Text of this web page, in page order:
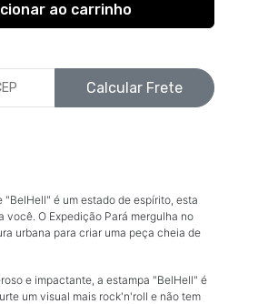
Calcular Frete
"BelHell" é um estado de espírito, esta
você. O Expedição Pará mergulha no
urbana para criar uma peça cheia de
e impactante, a estampa "BelHell" é
um visual mais rock'n'roll e não tem